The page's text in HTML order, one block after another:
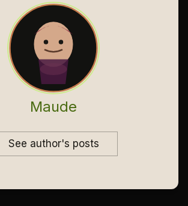
Maude
See author's posts